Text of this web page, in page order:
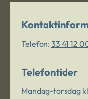
Telefon: 33 41 12
Telefontider
Mandag-torsdag